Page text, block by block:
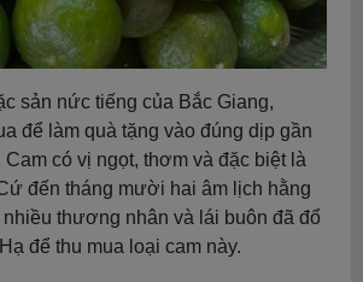
sản nức tiếng của Bắc Giang,
để làm quà tặng vào đúng dịp gần
có vị ngọt, thơm và đặc biệt là
đến tháng mười hai âm lịch hằng
nhiều thương nhân và lái buôn đã đổ
để thu mua loại cam này.